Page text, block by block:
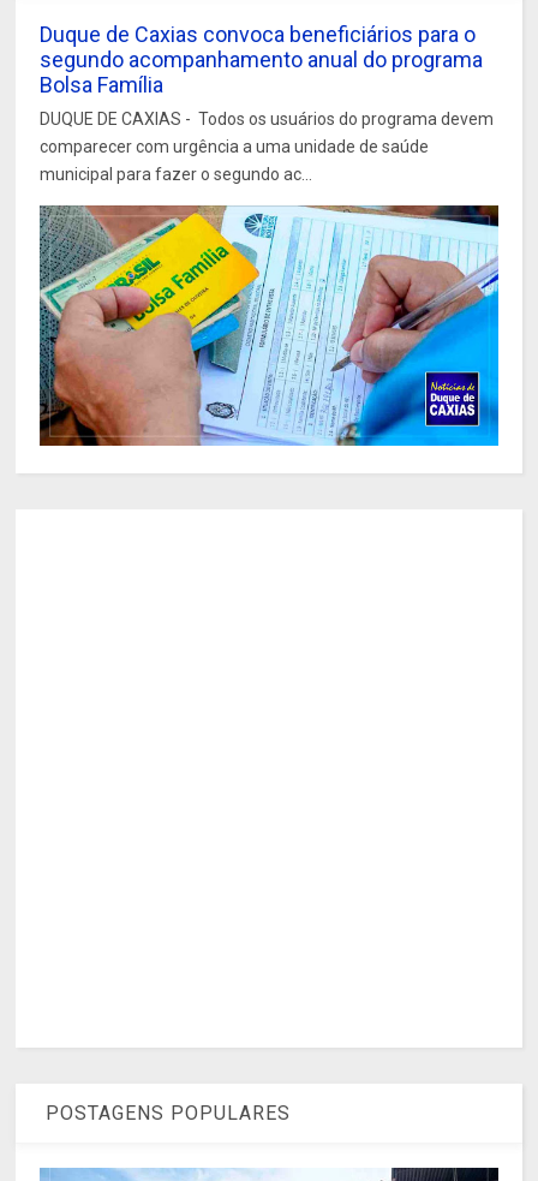
Duque de Caxias convoca beneficiários para o
segundo acompanhamento anual do programa
Bolsa Família
DUQUE DE CAXIAS - Todos os usuários do programa devem
comparecer com urgência a uma unidade de saúde
municipal para fazer o segundo ac...
POSTAGENS POPULARES